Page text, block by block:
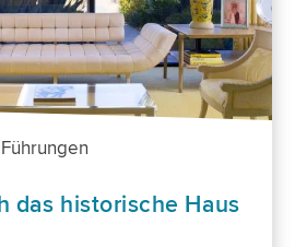
das historische Haus